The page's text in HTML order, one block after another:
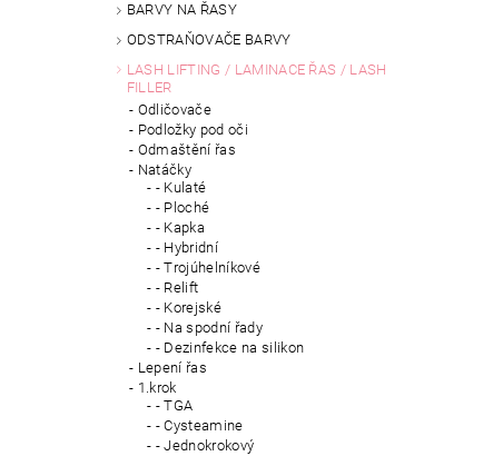
BARVY NA ŘASY
ODSTRAŇOVAČE BARVY
LASH LIFTING / LAMINACE ŘAS / LASH
FILLER
Odličovače
Podložky pod oči
Odmaštění řas
Natáčky
- Kulaté
- Ploché
- Kapka
- Hybridní
- Trojúhelníkové
- Relift
- Korejské
- Na spodní řady
- Dezinfekce na silikon
Lepení řas
1.krok
- TGA
- Cysteamine
- Jednokrokový